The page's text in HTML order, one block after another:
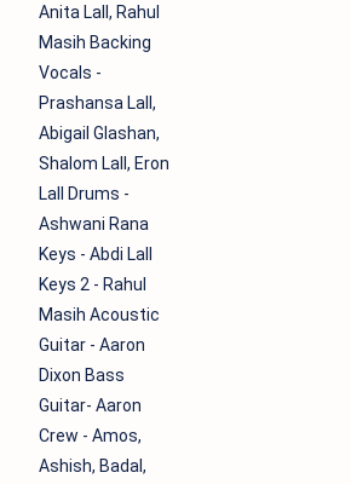
Anita Lall, Rahul
Masih Backing
Vocals -
Prashansa Lall,
Abigail Glashan,
Shalom Lall, Eron
Lall Drums -
Ashwani Rana
Keys - Abdi Lall
Keys 2 - Rahul
Masih Acoustic
Guitar - Aaron
Dixon Bass
Guitar- Aaron
Crew - Amos,
Ashish, Badal,